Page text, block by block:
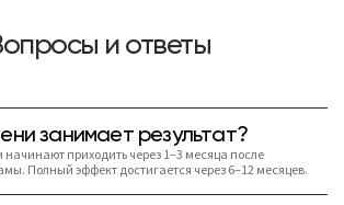
и ответы
занимает результат?
приходить через 1–3 месяца после
Полный эффект достигается через 6–12 месяцев.